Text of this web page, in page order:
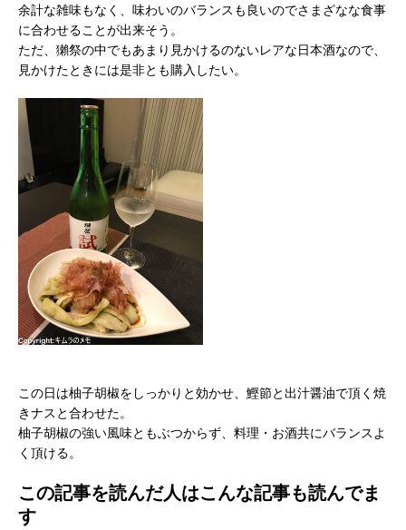
余計な雑味もなく、味わいのバランスも良いのでさまざなな食事
に合わせることが出来そう。
ただ、獺祭の中でもあまり見かけるのないレアな日本酒なので、
見かけたときには是非とも購入したい。
この日は柚子胡椒をしっかりと効かせ、鰹節と出汁醤油で頂く焼
きナスと合わせた。
柚子胡椒の強い風味ともぶつからず、料理・お酒共にバランスよ
く頂ける。
この記事を読んだ人はこんな記事も読んでま
す